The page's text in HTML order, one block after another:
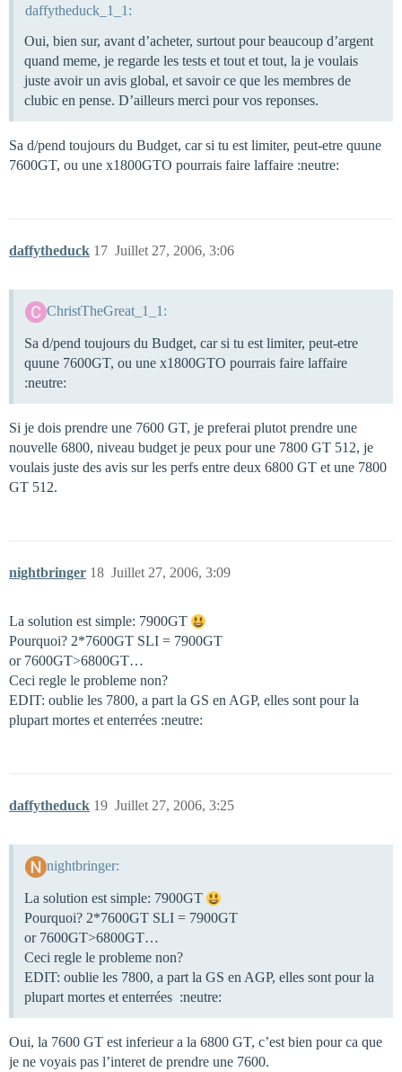
daffytheduck_1_1:
Oui, bien sur, avant d’acheter, surtout pour beaucoup d’argent
quand meme, je regarde les tests et tout et tout, la je voulais
juste avoir un avis global, et savoir ce que les membres de
clubic en pense. D’ailleurs merci pour vos reponses.
Sa d/pend toujours du Budget, car si tu est limiter, peut-etre quune
7600GT, ou une x1800GTO pourrais faire laffaire :neutre:
daffytheduck Juillet 27, 2006, 3:06
17
ChristTheGreat_1_1:
Sa d/pend toujours du Budget, car si tu est limiter, peut-etre
quune 7600GT, ou une x1800GTO pourrais faire laffaire
:neutre:
Si je dois prendre une 7600 GT, je preferai plutot prendre une
nouvelle 6800, niveau budget je peux pour une 7800 GT 512, je
voulais juste des avis sur les perfs entre deux 6800 GT et une 7800
GT 512.
nightbringer Juillet 27, 2006, 3:09
18
La solution est simple: 7900GT
Pourquoi? 2*7600GT SLI = 7900GT
or 7600GT>6800GT…
Ceci regle le probleme non?
EDIT: oublie les 7800, a part la GS en AGP, elles sont pour la
plupart mortes et enterrées :neutre:
daffytheduck Juillet 27, 2006, 3:25
19
nightbringer:
La solution est simple: 7900GT
Pourquoi? 2*7600GT SLI = 7900GT
or 7600GT>6800GT…
Ceci regle le probleme non?
EDIT: oublie les 7800, a part la GS en AGP, elles sont pour la
plupart mortes et enterrées :neutre:
Oui, la 7600 GT est inferieur a la 6800 GT, c’est bien pour ca que
je ne voyais pas l’interet de prendre une 7600.